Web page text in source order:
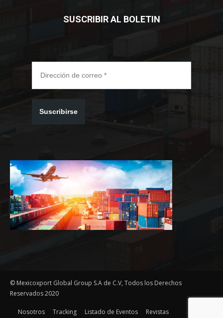
SUSCRIBIR AL BOLETIN
Suscribirse
© Mexicoxport Global Group S.A de C.V, Todos los Derechos
Reservados 2020
Nosotros Tracking Listado de Eventos
Revistas